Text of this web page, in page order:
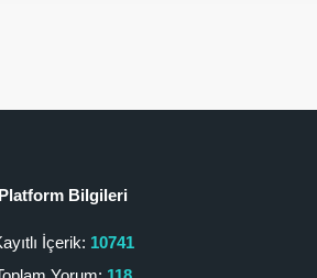
Platform Bilgileri
İçerik: 10741